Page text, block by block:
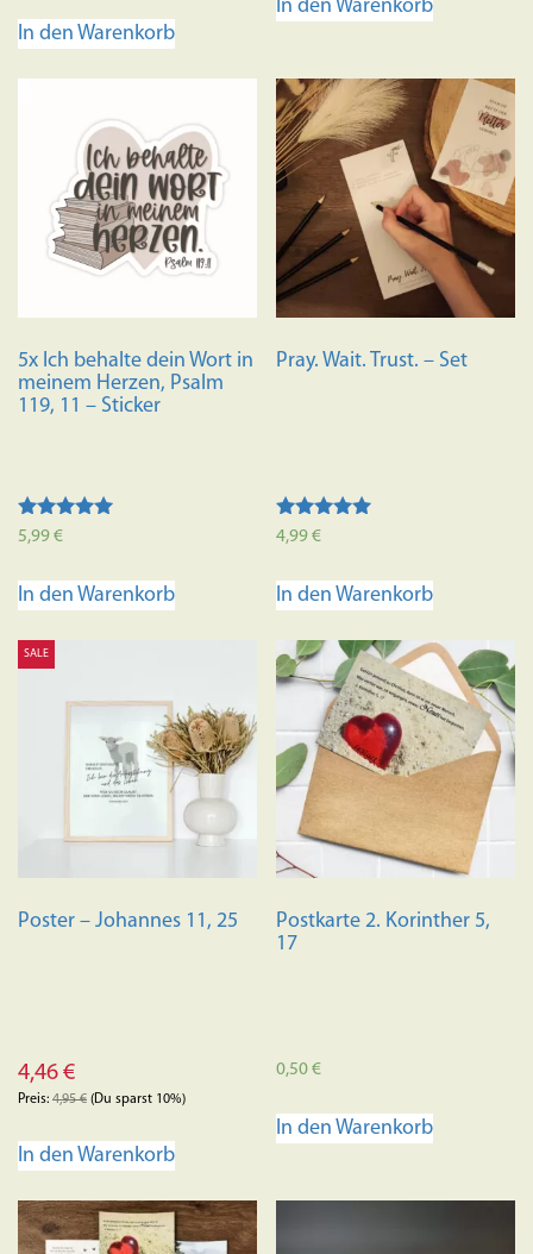
In den Warenkorb
In den Warenkorb
5x Ich behalte dein Wort in
meinem Herzen, Psalm
119, 11 – Sticker
Bewertet mit
5,99€
In den Warenkorb
Pray. Wait. Trust. – Set
Bewertet mit
4,99€
In den Warenkorb
SALE
Poster – Johannes 11, 25
4,46 €
Preis: 4,95€ (Du sparst 10%)
In den Warenkorb
Postkarte 2. Korinther 5,
17
0,50€
In den Warenkorb